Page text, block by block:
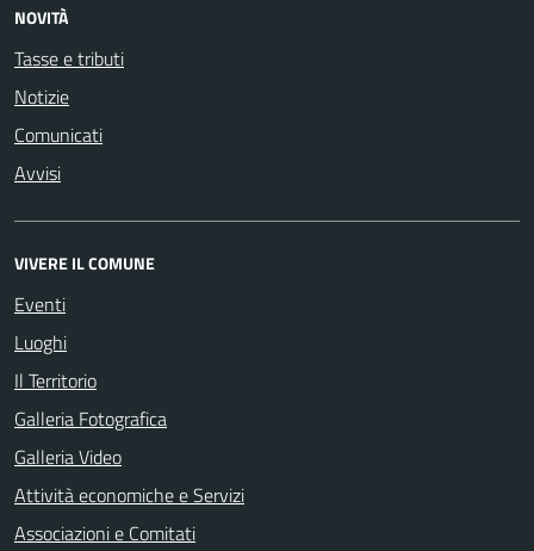
NOVITÀ
Tasse e tributi
Notizie
Comunicati
Avvisi
VIVERE IL COMUNE
Eventi
Luoghi
Il Territorio
Galleria Fotografica
Galleria Video
Attività economiche e Servizi
Associazioni e Comitati